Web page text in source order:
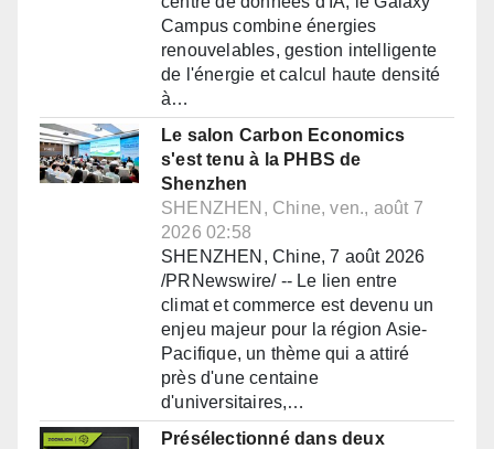
Campus combine énergies
renouvelables, gestion intelligente
de l'énergie et calcul haute densité
à…
Le salon Carbon Economics
s'est tenu à la PHBS de
Shenzhen
SHENZHEN, Chine, ven., août 7
2026 02:58
SHENZHEN, Chine, 7 août 2026
/PRNewswire/ -- Le lien entre
climat et commerce est devenu un
enjeu majeur pour la région Asie-
Pacifique, un thème qui a attiré
près d'une centaine
d'universitaires,…
Présélectionné dans deux